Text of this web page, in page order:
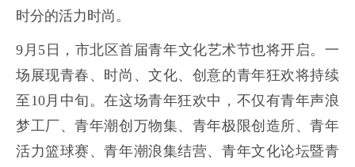
时分的活力时尚。
9月5日，市北区首届青年文化艺术节也将开启。一
场展现青春、时尚、文化、创意的青年狂欢将持续
至10月中旬。在这场青年狂欢中，不仅有青年声浪
梦工厂、青年潮创万物集、青年极限创造所、青年
活力篮球赛、青年潮浪集结营、青年文化论坛暨青